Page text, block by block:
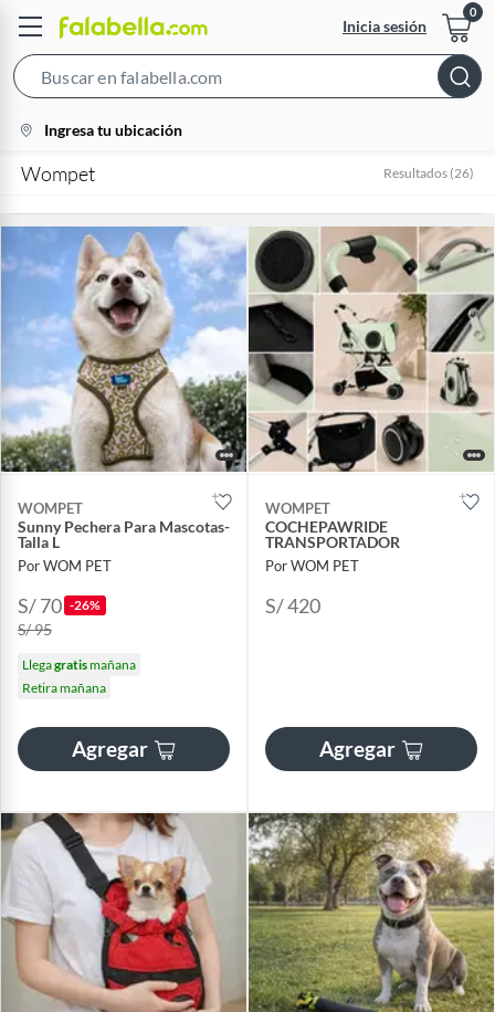
Inicia sesión
Bar
location-
icon
Ingresa tu ubicación
Wompet Resultados (26)
WOMPET
Sunny Pechera Para Mascotas-
Talla L
Por WOM PET
S/ 70 -26%
S/ 95
Llegagratismañana
Retira mañana
Agregar
WOMPET
COCHEPAWRIDE
TRANSPORTADOR
Por WOM PET
S/ 420
Agregar